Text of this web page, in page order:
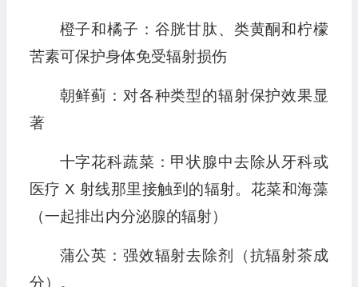
橙子和橘子：谷胱甘肽、类黄酮和柠檬
苦素可保护身体免受辐射损伤
朝鲜蓟：对各种类型的辐射保护效果显
著
十字花科蔬菜：甲状腺中去除从牙科或
医疗 X 射线那里接触到的辐射。花菜和海藻
（一起排出内分泌腺的辐射）
蒲公英：强效辐射去除剂（抗辐射茶成
分）。